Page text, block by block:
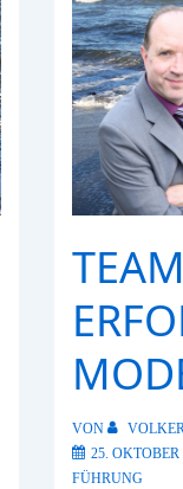
VON
25. OKTOBER
FÜHRUNG